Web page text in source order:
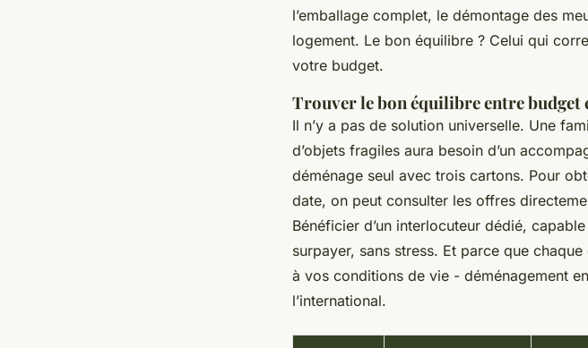
l’emballage complet, le démontage des
logement. Le bon équilibre ? Celui qui
votre budget.
Trouver le bon équilibre entre budget
Il n’y a pas de solution universelle. Une
d’objets fragiles aura besoin d’un
déménage seul avec trois cartons. Pour
date, on peut consulter les offres
Bénéficier d’un interlocuteur dédié,
surpayer, sans stress. Et parce que
à vos conditions de vie - déménagement
l’international.